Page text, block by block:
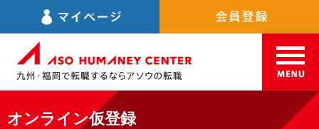
オンライン仮登録